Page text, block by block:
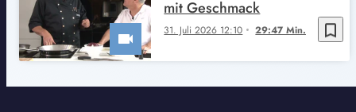
bookmark_border
31. Juli 2026 12:10 29:47 Min.
mit Geschmack